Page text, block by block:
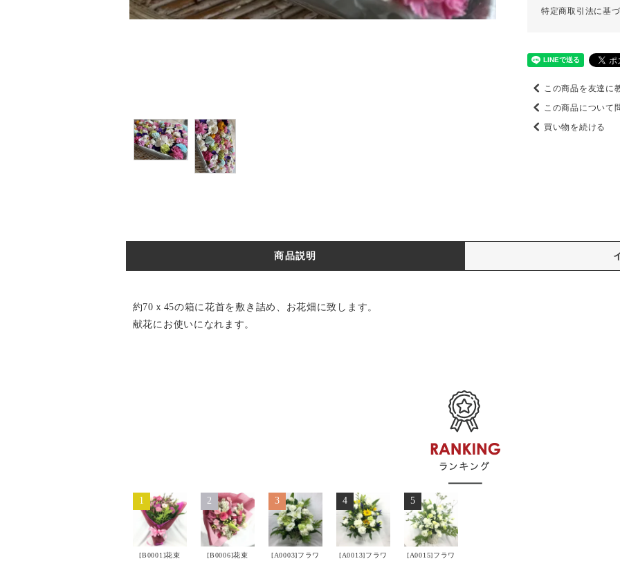
特定商取引法に基
この商品を友達に
この商品について
買い物を続ける
商品説明
約70ｘ45の箱に花首を敷き詰め、お花畑に致します。
献花にお使いになれます。
1
[B0001]花束
2
[B0006]花束
3
[A0003]フラワ
4
[A0013]フラワ
5
[A0015]フラワ